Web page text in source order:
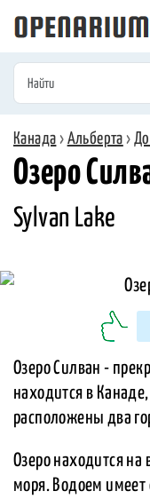
Канада › Альберта ›
Озеро
Sylvan Lake
Озеро Силван -
находится в
расположены два
Озеро находится на
моря. Водоем